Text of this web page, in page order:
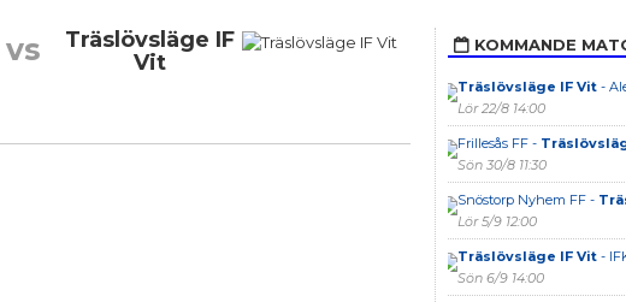
vs
Träslövsläge IF
Vit
KOMMANDE
Träslövsläge IF Vit-
Lör 22/8 14:00
Frillesås FF -
Sön 30/8 11:30
Snöstorp Nyhem FF -
Lör 5/9 12:00
Träslövsläge IF Vit-
Sön 6/9 14:00